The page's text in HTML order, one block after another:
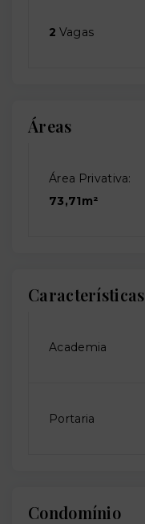
2 Vagas
Áreas
Área Privativa:
73,71m²
Características
Academia
Portaria
Condomínio